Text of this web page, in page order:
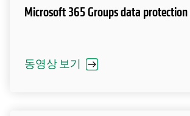
Microsoft 365 Groups data
동영상 보기